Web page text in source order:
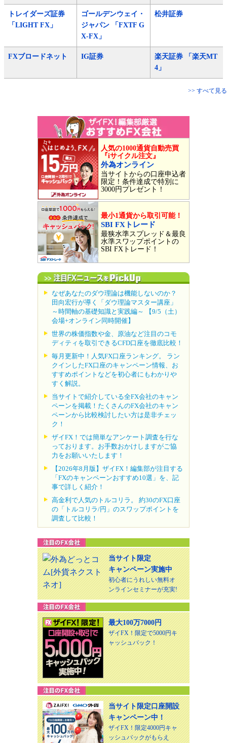
トレイダーズ証券
「LIGHT FX」
ゴールデンウェイ・
ジャパン 「FXTF G
X-FX」
松井証券
FXブロードネット IG証券
楽天証券 「楽天MT
4」
>> すべて見る
人気の1000通貨自動売買
『iサイクル注文』
外為オンライン
当サイトからの口座申込者
限定！条件達成で特別に
3000円プレゼント！
最小1通貨から取引可能！
SBI FXトレード
最狭水準スプレッド＆最良
水準スワップポイントの
SBI FXトレード！
なぜあなたのダウ理論は機能しないのか？
田向宏行が導く「ダウ理論マスター講座」
～時間軸の基礎知識と実践編～ 【9/5（土）
会場+オンライン同時開催】
世界の株価指数や金、原油など注目のコモ
ディティを取引できるCFD口座を徹底比較！
毎月更新中！人気FX口座ランキング。 ラン
クインしたFX口座のキャンペーン情報、お
すすめポイントなどを初心者にもわかりや
すく解説。
当サイトで紹介している全FX会社のキャン
ペーンを掲載！たくさんのFX会社のキャン
ペーンから比較検討したい方は是非チェッ
ク！
ザイFX！では簡単なアンケート調査を行な
っております。お手数おかけしますがご協
力をお願いいたします！
【2026年8月版】ザイFX！編集部が注目する
「FXのキャンペーンおすすめ10選」を、記
事で詳しく紹介！
高金利で人気のトルコリラ。 約30のFX口座
の「トルコリラ/円」のスワップポイントを
調査して比較！
当サイト限定
キャンペーン実施中
初心者にうれしい無料オ
ンラインセミナーが充実!
最大100万7000円
ザイFX！限定で5000円キ
ャッシュバック！
当サイト限定口座開設
キャンペーン中！
ザイFX！限定4000円キャ
ッシュバックがもらえ